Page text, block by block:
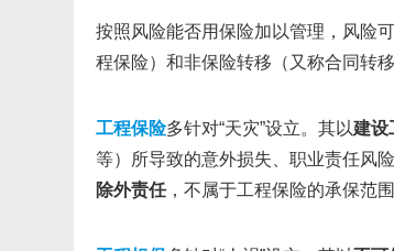
按照风险能否用保险加以管理，风险
程保险）和非保险转移（又称合同转
工程保险多针对“天灾”设立。其以建设
等）所导致的意外损失、职业责任风
除外责任，不属于工程保险的承保范围